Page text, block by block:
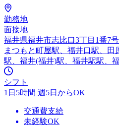
勤務地
面接地
福井県福井市志比口3丁目1番7号
まつもと町屋駅、福井口駅、田
駅、福井(福井)駅、福井駅駅、
シフト
1日5時間 週5日からOK
交通費支給
未経験OK